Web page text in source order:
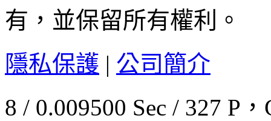
有，並保留所有權利。
隱私保護 | 公司簡介
8 / 0.009500 Sec / 327 P